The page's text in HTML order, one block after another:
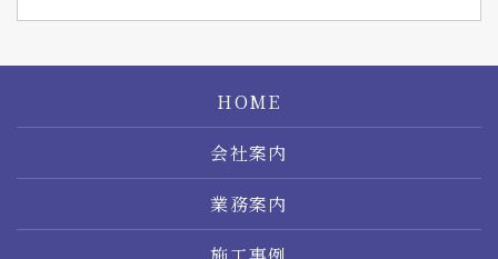
HOME
会社案内
業務案内